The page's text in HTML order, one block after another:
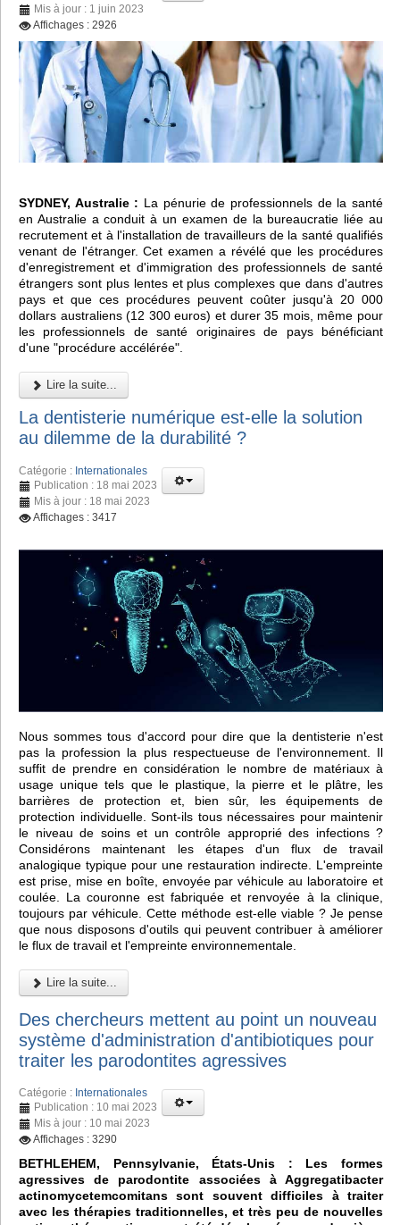
Mis à jour : 1 juin 2023
Affichages : 2926
SYDNEY, Australie : La pénurie de professionnels de la santé
en Australie a conduit à un examen de la bureaucratie liée au
recrutement et à l'installation de travailleurs de la santé qualifiés
venant de l'étranger. Cet examen a révélé que les procédures
d'enregistrement et d'immigration des professionnels de santé
étrangers sont plus lentes et plus complexes que dans d'autres
pays et que ces procédures peuvent coûter jusqu'à 20 000
dollars australiens (12 300 euros) et durer 35 mois, même pour
les professionnels de santé originaires de pays bénéficiant
d'une "procédure accélérée".
Lire la suite...
La dentisterie numérique est-elle la solution
au dilemme de la durabilité ?
Catégorie : Internationales
Publication : 18 mai 2023
Mis à jour : 18 mai 2023
Affichages : 3417
Nous sommes tous d'accord pour dire que la dentisterie n'est
pas la profession la plus respectueuse de l'environnement. Il
suffit de prendre en considération le nombre de matériaux à
usage unique tels que le plastique, la pierre et le plâtre, les
barrières de protection et, bien sûr, les équipements de
protection individuelle. Sont-ils tous nécessaires pour maintenir
le niveau de soins et un contrôle approprié des infections ?
Considérons maintenant les étapes d'un flux de travail
analogique typique pour une restauration indirecte. L'empreinte
est prise, mise en boîte, envoyée par véhicule au laboratoire et
coulée. La couronne est fabriquée et renvoyée à la clinique,
toujours par véhicule. Cette méthode est-elle viable ? Je pense
que nous disposons d'outils qui peuvent contribuer à améliorer
le flux de travail et l'empreinte environnementale.
Lire la suite...
Des chercheurs mettent au point un nouveau
système d'administration d'antibiotiques pour
traiter les parodontites agressives
Catégorie : Internationales
Publication : 10 mai 2023
Mis à jour : 10 mai 2023
Affichages : 3290
BETHLEHEM, Pennsylvanie, États-Unis : Les formes
agressives de parodontite associées à Aggregatibacter
actinomycetemcomitans sont souvent difficiles à traiter
avec les thérapies traditionnelles, et très peu de nouvelles